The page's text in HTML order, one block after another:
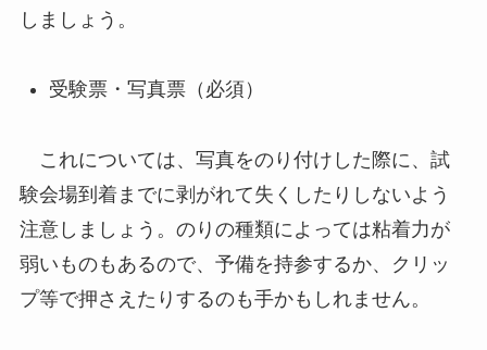
しましょう。
受験票・写真票（必須）
これについては、写真をのり付けした際に、 試
験会場到着までに剥がれて失くしたり しないよう
注意しましょう。のりの種類によっては粘着力が
弱いものもあるので、 予備を持参するか、クリッ
プ等で押さえたり するのも手かもしれません。